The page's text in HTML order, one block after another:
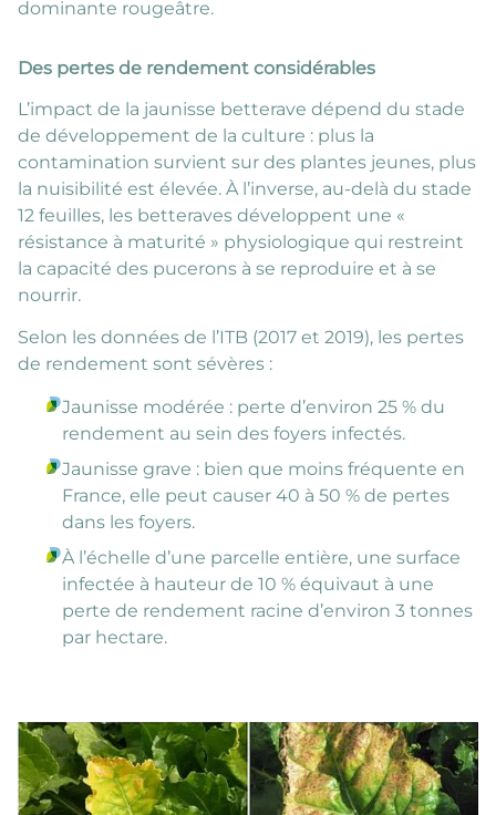
dominante rougeâtre.
Des pertes de rendement considérables
L’impact de la jaunisse betterave dépend du stade
de développement de la culture : plus la
contamination survient sur des plantes jeunes, plus
la nuisibilité est élevée. À l’inverse, au-delà du stade
12 feuilles, les betteraves développent une «
résistance à maturité » physiologique qui restreint
la capacité des pucerons à se reproduire et à se
nourrir.
Selon les données de l’ITB (2017 et 2019), les pertes
de rendement sont sévères :
Jaunisse modérée : perte d’environ 25 % du
rendement au sein des foyers infectés.
Jaunisse grave : bien que moins fréquente en
France, elle peut causer 40 à 50 % de pertes
dans les foyers.
À l’échelle d’une parcelle entière, une surface
infectée à hauteur de 10 % équivaut à une
perte de rendement racine d’environ 3 tonnes
par hectare.